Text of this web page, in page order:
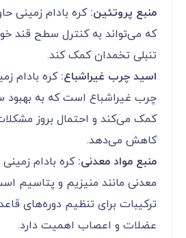
منبع پروتئین:کره بادام زمینی
که می‌تواند به کنترل سطح قند
تنبلی تخمدان کمک کند.
اسید چرب غیراشباع:کره بادام
چرب غیراشباع است که به بهبود
کمک می‌کند و احتمال بروز
کاهش می‌دهد.
منبع مواد معدنی:کره بادام
معدنی مانند منیزیم و پتاسیم
ترکیبات برای تنظیم دوره‌های
عضلات و اعصاب اهمیت دارد.